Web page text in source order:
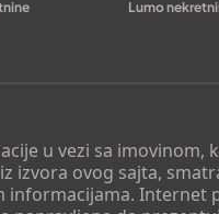
u vezi sa imovinom,
izvora ovog sajta,
informacijama. Internet
Lumo